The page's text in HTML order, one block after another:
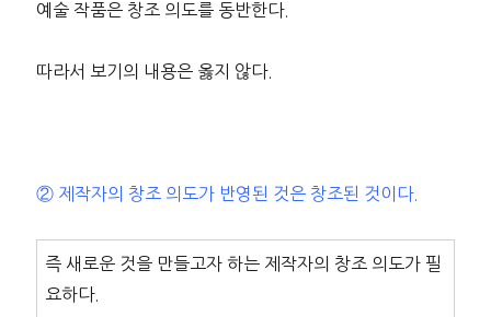
예술 작품은 창조 의도를 동반한다.
따라서 보기의 내용은 옳지 않다.
② 제작자의 창조 의도가 반영된 것은 창조된 것이다.
즉 새로운 것을 만들고자 하는 제작자의 창조 의도가 필
요하다.